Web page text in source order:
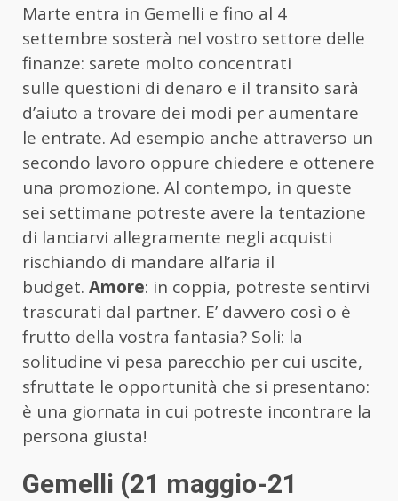
Marte entra in Gemelli e fino al 4
settembre sosterà nel vostro settore delle
finanze: sarete molto concentrati
sulle questioni di denaro e il transito sarà
d’aiuto a trovare dei modi per aumentare
le entrate. Ad esempio anche attraverso un
secondo lavoro oppure chiedere e ottenere
una promozione. Al contempo, in queste
sei settimane potreste avere la tentazione
di lanciarvi allegramente negli acquisti
rischiando di mandare all’aria il
budget. Amore: in coppia, potreste sentirvi
trascurati dal partner. E’ davvero così o è
frutto della vostra fantasia? Soli: la
solitudine vi pesa parecchio per cui uscite,
sfruttate le opportunità che si presentano:
è una giornata in cui potreste incontrare la
persona giusta!
Gemelli (21 maggio-21